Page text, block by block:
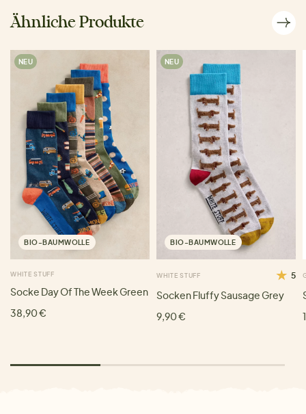
Ähnliche Produkte
NEU
BIO-BAUMWOLLE
WHITE STUFF
Socke Day Of The Week Green
38,90 €
NEU
BIO-BAUMWOLLE
WHITE STUFF 5
Socken Fluffy Sausage Grey
9,90 €